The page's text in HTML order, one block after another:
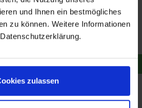
und Ihnen ein bestmögliches
zu können. Weitere Informationen
zulassen
Bremshebel klappbar
Anbaukit für KTM 1050
Adventure/ 1090
Adventure/ 1290 Super
Adventure/ 1190 Adve
64,90 €
Merken
Zum Produkt